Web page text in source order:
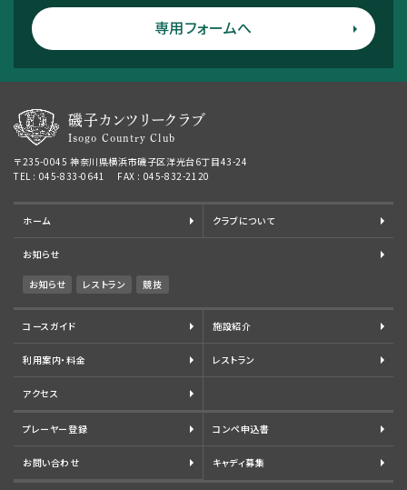
専用フォームへ
磯子カンツリークラブ
Isogo Country Club
〒235-0045 神奈川県横浜市磯子区洋光台6丁目43-24
TEL : 045-833-0641 FAX : 045-832-2120
ホーム クラブについて
お知らせ
お知らせ レストラン 競技
コースガイド 施設紹介
利用案内・料金 レストラン
アクセス
プレーヤー登録 コンペ申込書
お問い合わせ キャディ募集